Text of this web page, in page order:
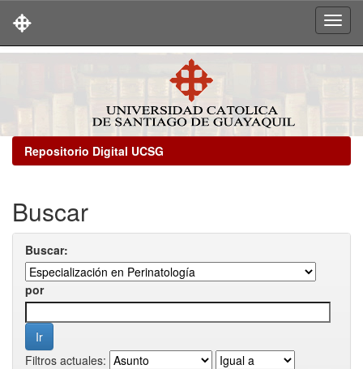
Repositorio Digital UCSG
Buscar
Buscar:
por
Filtros actuales: